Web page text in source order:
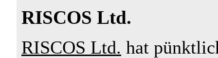
RISCOS Ltd.
RISCOS Ltd. hat